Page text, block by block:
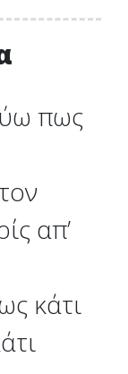
πως
απ’
κάτι